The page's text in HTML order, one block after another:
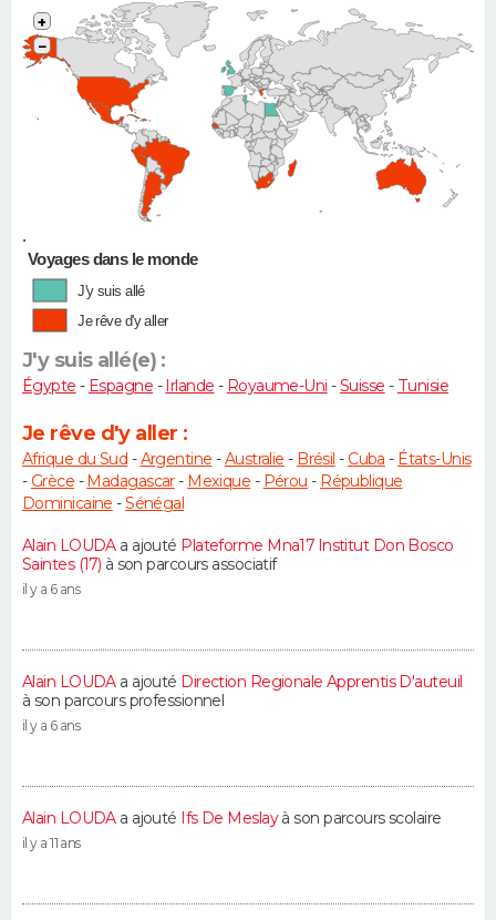
•
+
−
Voyages dans le monde
J'y suis allé
Je rêve d'y aller
J'y suis allé(e) :
Égypte - Espagne -Irlande - Royaume-Uni -Suisse - Tunisie
Je rêve d'y aller :
Afrique du Sud -Argentine -Australie - Brésil - Cuba - États-Unis
- Grèce -Madagascar- Mexique - Pérou - République
Dominicaine -Sénégal
Alain LOUDAa ajouté Plateforme Mna17 Institut Don Bosco
Saintes (17) à son parcours associatif
il y a 6 ans
Alain LOUDAa ajouté Direction Regionale Apprentis D'auteuil
à son parcours professionnel
il y a 6 ans
Alain LOUDAa ajouté Ifs De Meslayà son parcours scolaire
il y a 11 ans